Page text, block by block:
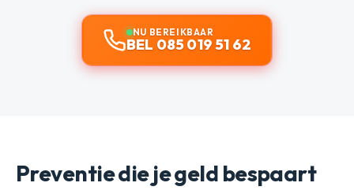
NU BEREIKBAAR
BEL 085 019 51 62
Preventie die je geld bespaart